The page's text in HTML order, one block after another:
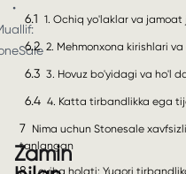
•
Zamin
6.1 1. Ochiq yo'laklar va jamoat
6.2 2. Mehmonxona kirishlari
6.3 3. Hovuz bo'yidagi va ho'l
6.4 4. Katta tirbandlikka ega
7 Nima uchun Stonesale
tanlangan
8
Loyiha holati: Yuqori